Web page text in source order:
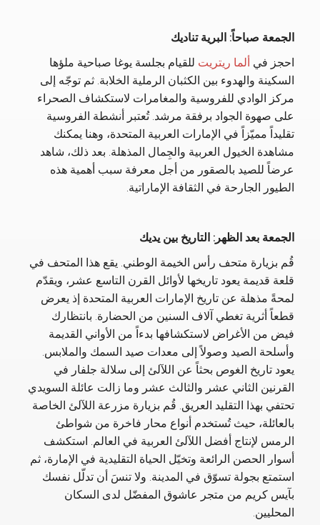
الجمعة صباحاً: البرية تناديك
احجز فيألما ريتريتللقيام بجلسة يوغا صباحية ملؤها
السكينة والهدوء بين الكثبان الرملية الخلابة. ثم توجّه إلى
مركز الوادي للفروسية والمغامرات لاستكشاف الصحراء
على صهوة الجواد برفقة مرشد. تُعتبر أنشطة الفروسية
تقليداً مميّزاً في الإمارات العربية المتحدة، وهنا يمكنك
مشاهدة الخيول العربية والجِمال المذهلة. بعد ذلك، شاهد
عرضاً للصيد بالصقور من أجل معرفة سبب أهمية هذه
الطيور الجارحة في الثقافة الإماراتية.
الجمعة بعد الظهر: التاريخ بين يديك
قُم بزيارة متحف رأس الخيمة الوطني. يقع هذا المتحف في
قلعة قديمة يعود تاريخها لأوائل القرن التاسع عشر، ويقدّم
لمحةً مذهلة عن تاريخ الإمارات العربية المتحدة إذ يعرض
قطعاً أثرية تغطي آلاف السنين من الحضارة. بانتظارك
فيض من الأغراض لاستكشافها بدءاً من الأواني القديمة
وأسلحة الصيد وصولاً إلى معدات صيد السمك والملابس.
يعود تاريخ الغوص بحثاً عن اللآلئ إلى سلالة جلفار في
القرنين الثاني عشر والثالث عشر وما زالت عائلة السويدي
تحتفي بهذا التقليد العريق. قُم بزيارة مزرعة اللآلئ الخاصة
بالعائلة، حيث تُستخدم أنواع محار فاخرة من شواطئ
الرمس لإنتاج أفضل اللآلئ العربية في العالم. استكشف
أسوار الحصن الرائعة وتخيّل الحياة التقليدية في الإمارة، ثم
استمتع بجولة تسوّق في المدينة. ولا تنسَ أن تدلّل نفسك
بآيس كريم من متجر عاشوق المفضّل لدى السكان
المحليين.